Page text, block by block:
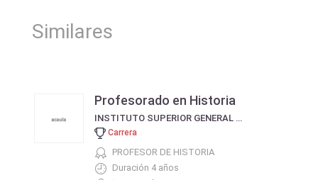
Similares
Profesorado en Historia
INSTITUTO SUPERIOR GENERAL MARTÍN MIGUEL DE GÜEMES
Carrera
PROFESOR DE HISTORIA
Duración 4 años